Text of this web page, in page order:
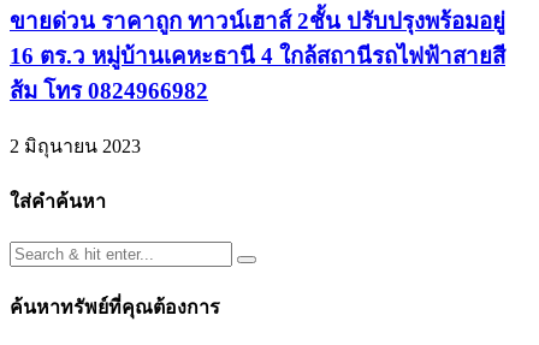
ขายด่วน ราคาถูก ทาวน์เฮาส์ 2ชั้น ปรับปรุงพร้อมอยู่
16 ตร.ว หมู่บ้านเคหะธานี 4 ใกล้สถานีรถไฟฟ้าสายสี
ส้ม โทร 0824966982
2 มิถุนายน 2023
ใส่คำค้นหา
ค้นหาทรัพย์ที่คุณต้องการ